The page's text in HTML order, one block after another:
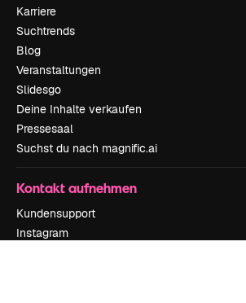
Karriere
Suchtrends
Blog
Veranstaltungen
Slidesgo
Deine Inhalte verkaufen
Pressesaal
Suchst du nach magnific.ai
Kontakt aufnehmen
Kundensupport
Instagram